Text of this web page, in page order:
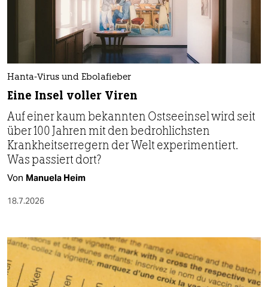
Hanta-Virus und Ebolafieber
Eine Insel voller Viren
Auf einer kaum bekannten Ostseeinsel wird seit
über 100 Jahren mit den bedrohlichsten
Krankheitserregern der Welt experimentiert.
Was passiert dort?
Von Manuela Heim
18.7.2026